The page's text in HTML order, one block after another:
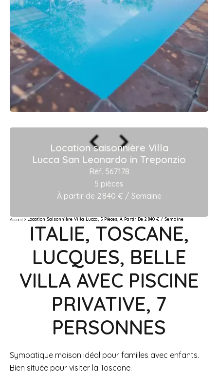
Location saisonnière Villa
Lucca San Leonardo in Treponzio
Réf. 567178
5 pièces
À partir de 2 840 € / Semaine
Accueil Location Saisonnière Villa Lucca, 5 Pièces, À Partir De 2 840 € / Semaine
ITALIE, TOSCANE,
LUCQUES, BELLE
VILLA AVEC PISCINE
PRIVATIVE, 7
PERSONNES
Sympatique maison idéal pour familles avec enfants.
Bien située pour visiter la Toscane.